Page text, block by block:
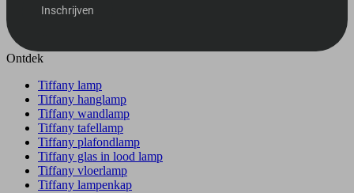
Inschrijven
Ontdek
Tiffany lamp
Tiffany hanglamp
Tiffany wandlamp
Tiffany tafellamp
Tiffany plafondlamp
Tiffany glas in lood lamp
Tiffany vloerlamp
Tiffany lampenkap